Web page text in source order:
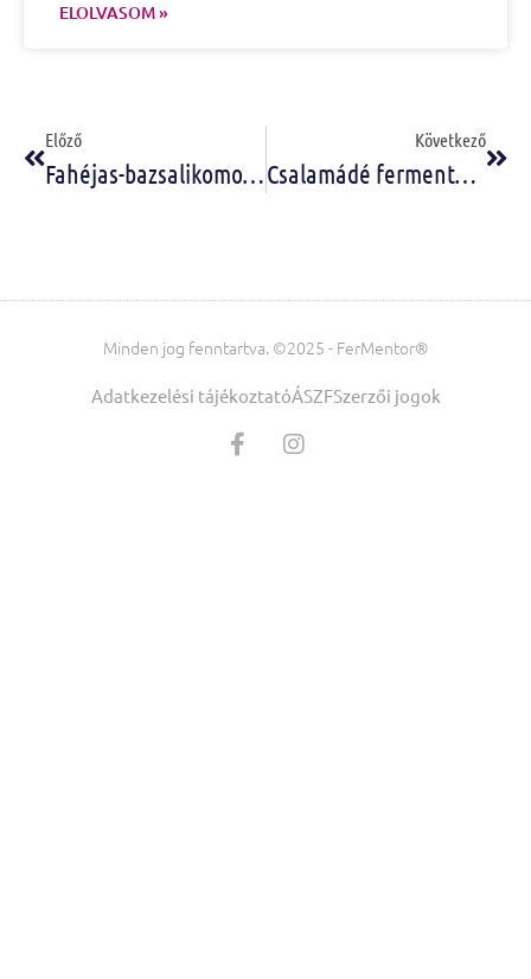
ELOLVASOM »
Előző
Fahéjas-bazsalikomos grapefruit ital (fermentált)
Következő
Csalamádé fermentálással
Minden jog fenntartva. ©2025 - FerMentor®
Adatkezelési tájékoztatóÁSZFSzerzői jogok